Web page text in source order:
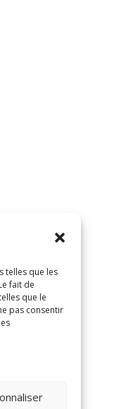
telles que les
fait de
que le
pas consentir